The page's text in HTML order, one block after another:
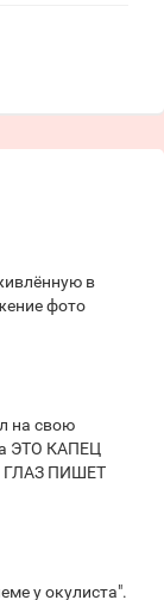
в
фото
на свою
ЭТО КАПЕЦ
ПИШЕТ
у окулиста".